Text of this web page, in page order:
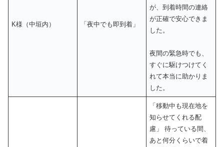
K様（中垣内） 「夜中でも即到着」
が、到着時間の連絡
が正確で安心できま
した。
夜間の緊急時でも、
すぐに駆けつけてく
れて本当に助かりま
した。
「移動中も現在地を
知らせてくれる配
慮」 待っている間、
あと何分くらいで着